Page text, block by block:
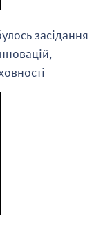
засідання